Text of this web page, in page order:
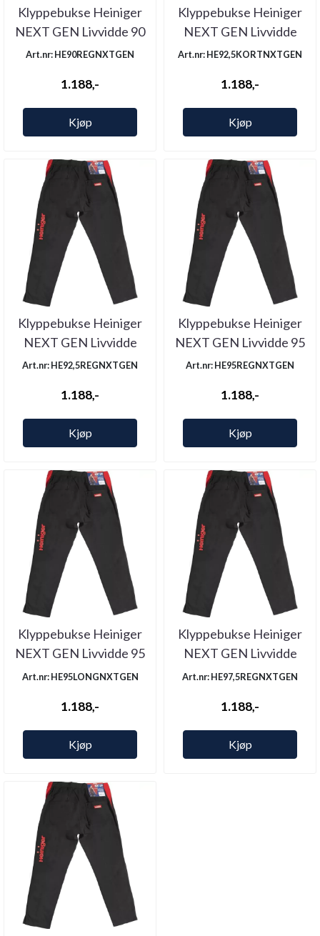
Klyppebukse Heiniger
NEXT GEN Livvidde 90
Legg ...
Art.nr: HE90REGNXTGEN
1.188,-
Kjøp
Klyppebukse Heiniger
NEXT GEN Livvidde
92,5 Legg ...
Art.nr: HE92,5KORTNXTGEN
1.188,-
Kjøp
Klyppebukse Heiniger
NEXT GEN Livvidde
92,5 Legg ...
Art.nr: HE92,5REGNXTGEN
1.188,-
Kjøp
Klyppebukse Heiniger
NEXT GEN Livvidde 95
Legg ...
Art.nr: HE95REGNXTGEN
1.188,-
Kjøp
Klyppebukse Heiniger
NEXT GEN Livvidde 95
Legg ...
Art.nr: HE95LONGNXTGEN
1.188,-
Kjøp
Klyppebukse Heiniger
NEXT GEN Livvidde
97,5 Legg ...
Art.nr: HE97,5REGNXTGEN
1.188,-
Kjøp